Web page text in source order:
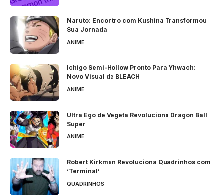
Naruto: Encontro com Kushina Transformou
Sua Jornada
ANIME
Ichigo Semi-Hollow Pronto Para Yhwach:
Novo Visual de BLEACH
ANIME
Ultra Ego de Vegeta Revoluciona Dragon Ball
Super
ANIME
Robert Kirkman Revoluciona Quadrinhos com
‘Terminal’
QUADRINHOS